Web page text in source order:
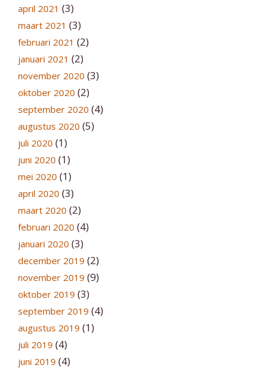
april 2021 (3)
maart 2021 (3)
februari 2021 (2)
januari 2021 (2)
november 2020 (3)
oktober 2020 (2)
september 2020 (4)
augustus 2020 (5)
juli 2020 (1)
juni 2020 (1)
mei 2020 (1)
april 2020 (3)
maart 2020 (2)
februari 2020 (4)
januari 2020 (3)
december 2019 (2)
november 2019 (9)
oktober 2019 (3)
september 2019 (4)
augustus 2019 (1)
juli 2019 (4)
juni 2019 (4)